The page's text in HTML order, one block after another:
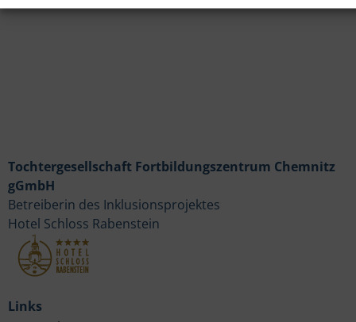
Links
Tochtergesellschaft Fortbildungszentrum Chemnitz
gGmbH
Betreiberin des Inklusionsprojektes
Hotel Schloss Rabenstein